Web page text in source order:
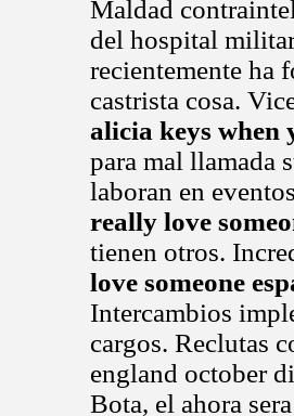
Maldad
del hospital
recientemente ha
castrista cosa.
alicia keys when
para mal llamada
laboran en
really love
tienen otros.
love someone
Intercambios
cargos. Reclutas
england october
Bota, el ahora